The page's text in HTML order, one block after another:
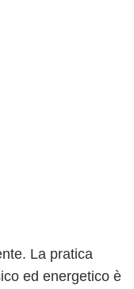
La pratica
ed energetico è